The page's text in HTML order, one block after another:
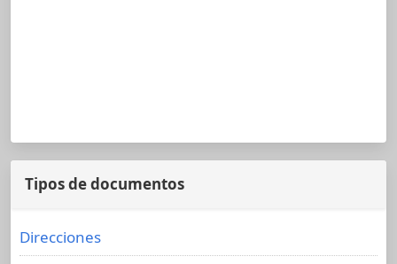
Tipos de documentos
Direcciones